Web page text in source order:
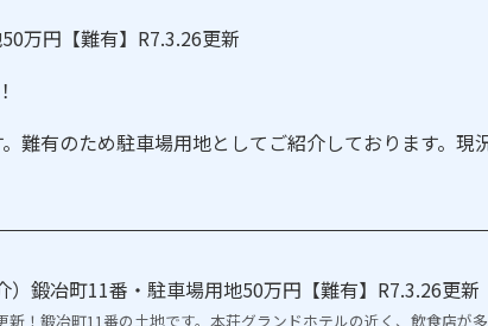
万円【難有】R7.3.26更新
難有のため駐車場用地としてご紹介しております。現
）鍛冶町11番・駐車場用地50万円【難有】R7.3.26更新
新！鍛冶町11番の土地です。本荘グランドホテルの近く、飲食店が